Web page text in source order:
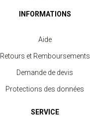
INFORMATIONS
Aide
Retours et Remboursements
Demande de devis
Protections des données
SERVICE